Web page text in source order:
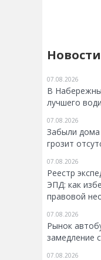
Новости
07.08.2026
В
лучшего
07.08.2026
Забыли дома
грозит
07.08.2026
Реестр
ЭПД: как
правовой
07.08.2026
Рынок
замедление
07.08.2026